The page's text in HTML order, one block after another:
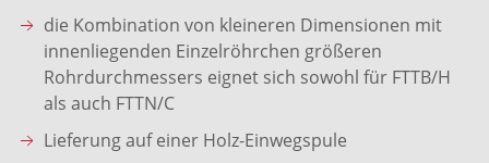
die Kombination von kleineren Dimensionen mit
innenliegenden Einzelröhrchen größeren
Rohrdurchmessers eignet sich sowohl für FTTB/H
als auch FTTN/C
Lieferung auf einer Holz-Einwegspule